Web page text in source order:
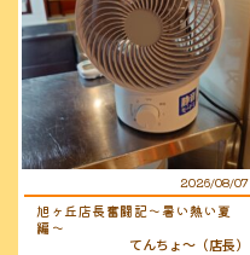
2026/08/07
旭ヶ丘店長奮闘記〜暑い熱い夏
編〜
てんちょ〜（店長）